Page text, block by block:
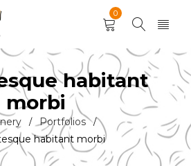
0
habitant
morbi
/ Portfolios /
habitant morbi